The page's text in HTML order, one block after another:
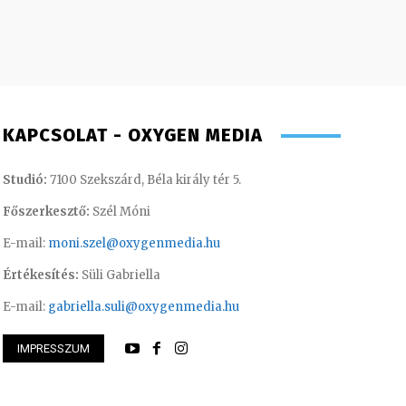
Mária – értékesítési vezető
KAPCSOLAT - OXYGEN MEDIA
Studió: 7100 Szekszárd, Béla király tér 5.
Főszerkesztő: Szél Móni
E-mail: moni.szel@oxygenmedia.hu
Értékesítés: Süli Gabriella
E-mail: gabriella.suli@oxygenmedia.hu
IMPRESSZUM